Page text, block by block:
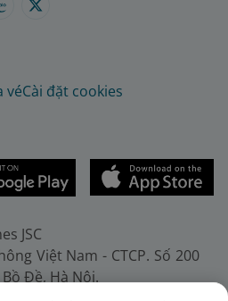
véCài đặt cookies
JSC
Việt Nam - CTCP. Số 200
Đề, Hà Nội.